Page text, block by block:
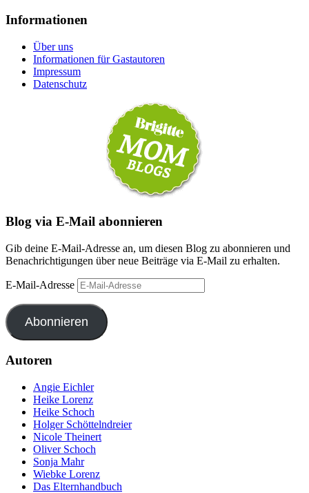
Informationen
Über uns
Informationen für Gastautoren
Impressum
Datenschutz
Blog via E-Mail abonnieren
Gib deine E-Mail-Adresse an, um diesen Blog zu abonnieren und
Benachrichtigungen über neue Beiträge via E-Mail zu erhalten.
E-Mail-Adresse
Abonnieren
Autoren
Angie Eichler
Heike Lorenz
Heike Schoch
Holger Schöttelndreier
Nicole Theinert
Oliver Schoch
Sonja Mahr
Wiebke Lorenz
Das Elternhandbuch